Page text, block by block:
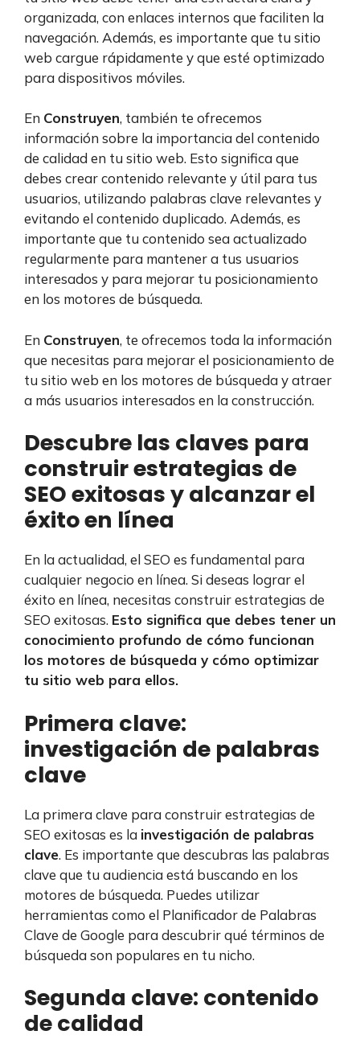
organizada, con enlaces internos que faciliten la
navegación. Además, es importante que tu sitio
web cargue rápidamente y que esté optimizado
para dispositivos móviles.
En Construyen, también te ofrecemos
información sobre la importancia del contenido
de calidad en tu sitio web. Esto significa que
debes crear contenido relevante y útil para tus
usuarios, utilizando palabras clave relevantes y
evitando el contenido duplicado. Además, es
importante que tu contenido sea actualizado
regularmente para mantener a tus usuarios
interesados y para mejorar tu posicionamiento
en los motores de búsqueda.
En Construyen, te ofrecemos toda la información
que necesitas para mejorar el posicionamiento de
tu sitio web en los motores de búsqueda y atraer
a más usuarios interesados en la construcción.
Descubre las claves para
construir estrategias de
SEO exitosas y alcanzar el
éxito en línea
En la actualidad, el SEO es fundamental para
cualquier negocio en línea. Si deseas lograr el
éxito en línea, necesitas construir estrategias de
SEO exitosas. Esto significa que debes tener un
conocimiento profundo de cómo funcionan
los motores de búsqueda y cómo optimizar
tu sitio web para ellos.
Primera clave:
investigación de palabras
clave
La primera clave para construir estrategias de
SEO exitosas es la investigación de palabras
clave. Es importante que descubras las palabras
clave que tu audiencia está buscando en los
motores de búsqueda. Puedes utilizar
herramientas como el Planificador de Palabras
Clave de Google para descubrir qué términos de
búsqueda son populares en tu nicho.
Segunda clave: contenido
de calidad